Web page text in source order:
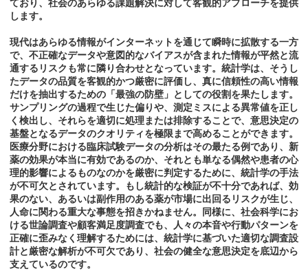
ており、社会のあらゆる課題解決に対して客観的アプローチを提供
します。
現代はあらゆる情報がインターネットを通じて瞬時に拡散する一方
で、不正確なデータや意図的なバイアスが含まれた情報が平然と流
通するリスクも常に隣り合わせとなっています。統計学は、そうし
たデータの品質を客観的かつ厳密に評価し、真に信頼性の高い情報
だけを抽出するための「最強の防壁」としての役割を果たします。
サンプリングの過程で生じた偏りや、測定ミスによる異常値を正し
く検出し、それらを適切に処理または排除することで、意思決定の
基盤となるデータのクオリティを極限まで高めることができます。
医療分野における臨床試験データの分析はその最たる例であり、新
薬の効果が本当に有効であるのか、それとも単なる偶然や患者の心
理的影響によるものなのかを厳密に判定するために、統計学の手法
が不可欠とされています。もし統計的な検証が不十分であれば、効
果のない、あるいは副作用のある薬が市場に出回るリスクが生じ、
人命に関わる重大な事態を招きかねません。同様に、社会科学にお
ける世論調査や顧客満足度調査でも、人々の本音や行動パターンを
正確に歪みなく理解するためには、統計学に基づいた適切な調査設
計と厳密な解析が不可欠であり、社会の健全な意思決定を底辺から
支えているのです。